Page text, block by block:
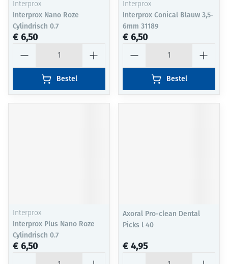
Interprox
Interprox Nano Roze
Cylindrisch 0.7
€ 6,50
Bestel
Interprox
Interprox Conical Blauw 3,5-
6mm 31189
€ 6,50
Bestel
Interprox
Interprox Plus Nano Roze
Cylindrisch 0.7
€ 6,50
Axoral Pro-clean Dental
Picks l 40
€ 4,95